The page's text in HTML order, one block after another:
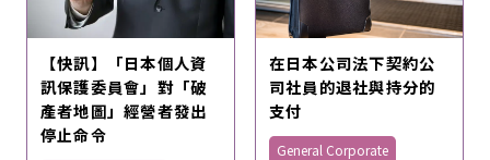
【快訊】「日本個人資
訊保護委員會」對「破
產者地圖」經營者發出
停止命令
在日本公司法下契約公
司社員的退社與持分的
支付
General Corporate